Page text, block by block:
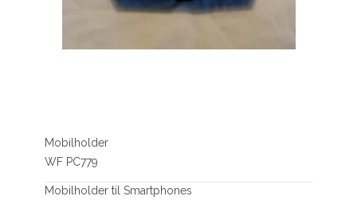
Mobilholder
WF PC779
Mobilholder til Smartphones